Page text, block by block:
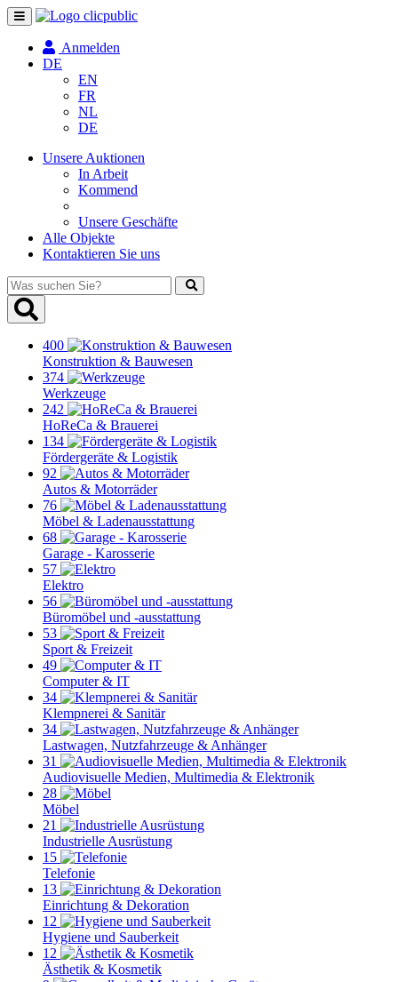
Navigation
umschalten
Anmelden
DE
EN
FR
NL
DE
Unsere Auktionen
In Arbeit
Kommend
Unsere Geschäfte
Alle Objekte
Kontaktieren Sie uns
Was
suchen
Sie?
400
Konstruktion & Bauwesen
374
Werkzeuge
242
HoReCa & Brauerei
134
Fördergeräte & Logistik
92
Autos & Motorräder
76
Möbel & Ladenausstattung
68
Garage - Karosserie
57
Elektro
56
Büromöbel und -ausstattung
53
Sport & Freizeit
49
Computer & IT
34
Klempnerei & Sanitär
34
Lastwagen, Nutzfahrzeuge & Anhänger
31
Audiovisuelle Medien, Multimedia & Elektronik
28
Möbel
21
Industrielle Ausrüstung
15
Telefonie
13
Einrichtung & Dekoration
12
Hygiene und Sauberkeit
12
Ästhetik & Kosmetik